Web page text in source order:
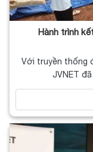
Hành trình
Với truyền thống
JVNET